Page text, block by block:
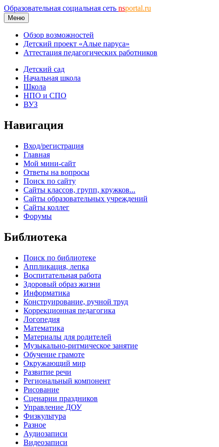
Образовательная социальная сеть nsportal.ru
Меню
Обзор возможностей
Детский проект «Алые паруса»
Аттестация педагогических работников
Детский сад
Начальная школа
Школа
НПО и СПО
ВУЗ
Навигация
Вход/регистрация
Главная
Мой мини-сайт
Ответы на вопросы
Поиск по сайту
Сайты классов, групп, кружков...
Сайты образовательных учреждений
Сайты коллег
Форумы
Библиотека
Поиск по библиотеке
Аппликация, лепка
Воспитательная работа
Здоровый образ жизни
Информатика
Конструирование, ручной труд
Коррекционная педагогика
Логопедия
Математика
Материалы для родителей
Музыкально-ритмическое занятие
Обучение грамоте
Окружающий мир
Развитие речи
Региональный компонент
Рисование
Сценарии праздников
Управление ДОУ
Физкультура
Разное
Аудиозаписи
Видеозаписи